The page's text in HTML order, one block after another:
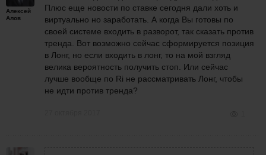
Алексей
Алов
Плюс еще новости по ставке сегодня дали хоть и
виртуально но заработать. А когда Вы готовы по
своей системе входить в разворот, так сказать против
тренда. Вот возможно сейчас сформируется позиция
в Лонг, но если входить в лонг, то на мой взгляд
велика вероятность получить стоп. Или сейчас
лучше вообще по Ri не рассматривать Лонг, чтобы
не идти против тренда?